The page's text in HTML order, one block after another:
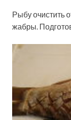
Рыбу очистить
жабры.